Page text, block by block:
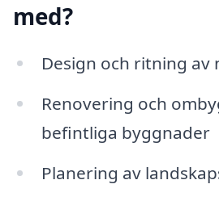
med?
Design och ritning av
Renovering och
befintliga byggnader
Planering av